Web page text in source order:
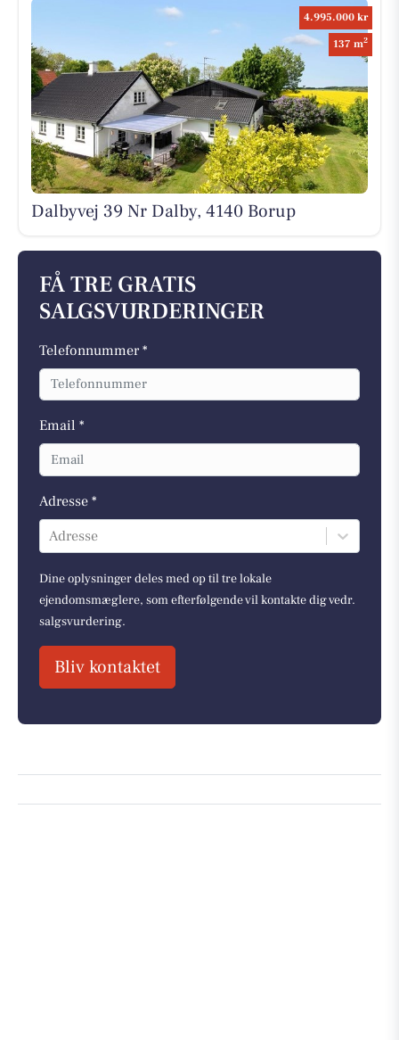
4.995.000 kr
137 m2
Dalbyvej 39 Nr Dalby, 4140 Borup
FÅ TRE GRATIS
SALGSVURDERINGER
Telefonnummer *
Email *
Adresse *
Adresse
Dine oplysninger deles med op til tre lokale
ejendomsmæglere, som efterfølgende vil kontakte dig vedr.
salgsvurdering.
Bliv kontaktet